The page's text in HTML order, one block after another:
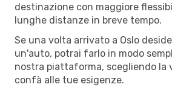
destinazione con maggiore
lunghe distanze in breve tempo.
Se una volta arrivato a Oslo
un'auto, potrai farlo in modo
nostra piattaforma, scegliendo la
confà alle tue esigenze.